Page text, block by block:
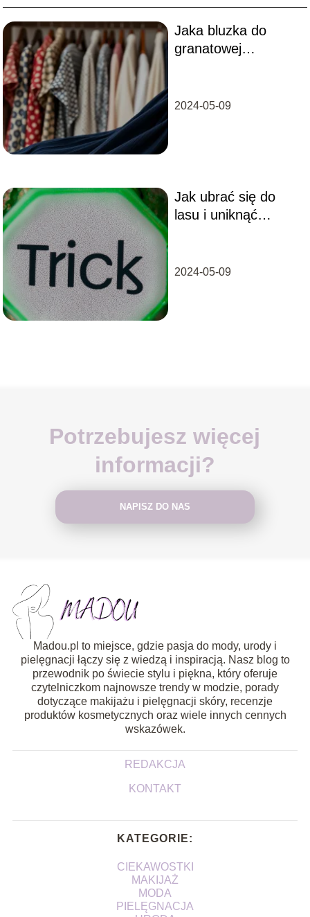
Jaka bluzka do
granatowej
stylizacjach
2024-05-09
Jak ubrać się do
lasu i uniknąć
2024-05-09
Potrzebujesz więcej
informacji?
NAPISZ DO NAS
Madou.pl to miejsce, gdzie pasja do mody, urody i
pielęgnacji łączy się z wiedzą i inspiracją. Nasz blog to
przewodnik po świecie stylu i piękna, który oferuje
czytelniczkom najnowsze trendy w modzie, porady
dotyczące makijażu i pielęgnacji skóry, recenzje
produktów kosmetycznych oraz wiele innych cennych
wskazówek.
REDAKCJA
KONTAKT
KATEGORIE:
CIEKAWOSTKI
MAKIJAŻ
MODA
PIELĘGNACJA